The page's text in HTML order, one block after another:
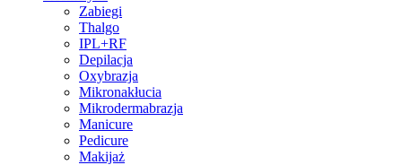
Zabiegi
Thalgo
IPL+RF
Depilacja
Oxybrazja
Mikronakłucia
Mikrodermabrazja
Manicure
Pedicure
Makijaż